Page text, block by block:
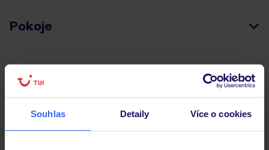
Souhlas Detaily Více o cookies
Pokoje
Důležité informace